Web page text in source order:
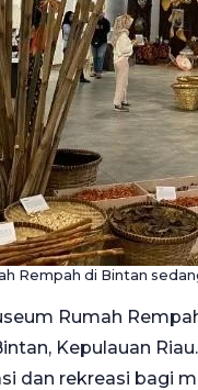
Rempah di Bintan
Rumah
Kepulauan
dan rekreasi bagi